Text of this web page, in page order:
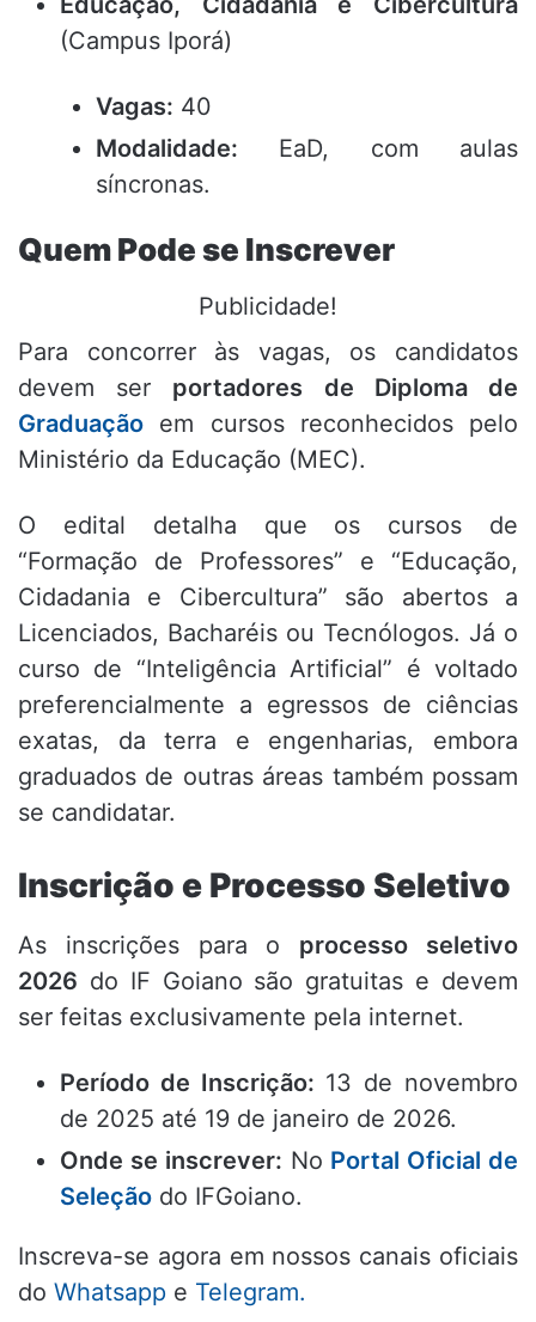
(Campus Iporá)
Vagas: 40
Modalidade: EaD, com aulas
síncronas.
Quem Pode se Inscrever
Publicidade!
Para concorrer às vagas, os candidatos
devem ser portadores de Diploma de
Graduação em cursos reconhecidos pelo
Ministério da Educação (MEC).
O edital detalha que os cursos de
“Formação de Professores” e “Educação,
Cidadania e Cibercultura” são abertos a
Licenciados, Bacharéis ou Tecnólogos. Já o
curso de “Inteligência Artificial” é voltado
preferencialmente a egressos de ciências
exatas, da terra e engenharias, embora
graduados de outras áreas também possam
se candidatar.
Inscrição e Processo Seletivo
As inscrições para o processo seletivo
2026 do IF Goiano são gratuitas e devem
ser feitas exclusivamente pela internet.
Período de Inscrição: 13 de novembro
de 2025 até 19 de janeiro de 2026.
Onde se inscrever: No Portal Oficial de
Seleção do IFGoiano.
Inscreva-se agora em nossos canais oficiais
do Whatsapp e Telegram.